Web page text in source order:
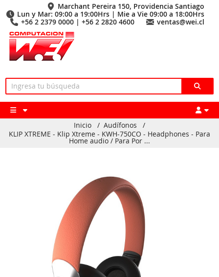
Marchant Pereira 150, Providencia Santiago
Lun y Mar: 09:00 a 19:00Hrs | Mie a Vie 09:00 a 18:00Hrs
+56 2 2379 0000 | +56 2 2820 4600
ventas@wei.cl
Inicio / Audífonos
/
KLIP XTREME - Klip Xtreme - KWH-750CO - Headphones - Para
Home audio / Para Por ...